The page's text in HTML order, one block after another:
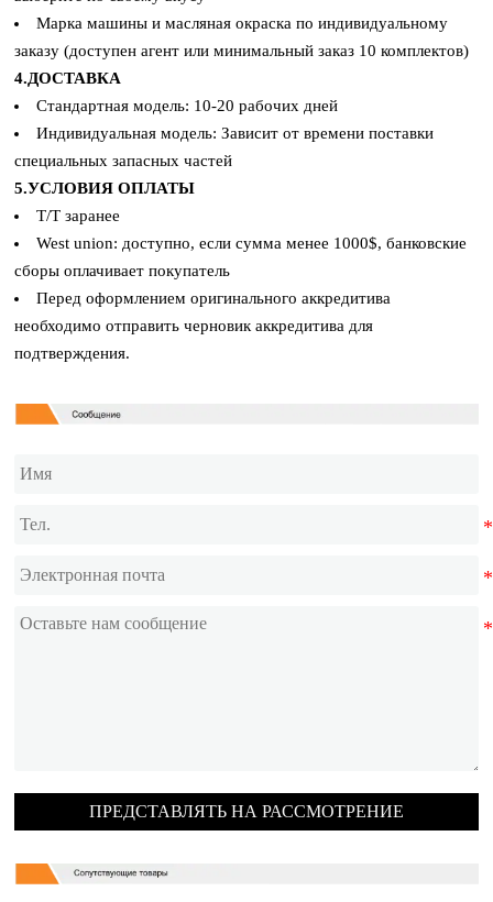
Марка машины и масляная окраска по индивидуальному
заказу (доступен агент или минимальный заказ 10 комплектов)
4.ДОСТАВКА
Стандартная модель: 10-20 рабочих дней
Индивидуальная модель: Зависит от времени поставки
специальных запасных частей
5.УСЛОВИЯ ОПЛАТЫ
T/T заранее
West union: доступно, если сумма менее 1000$, банковские
сборы оплачивает покупатель
Перед оформлением оригинального аккредитива
необходимо отправить черновик аккредитива для
подтверждения.
ПРЕДСТАВЛЯТЬ НА РАССМОТРЕНИЕ